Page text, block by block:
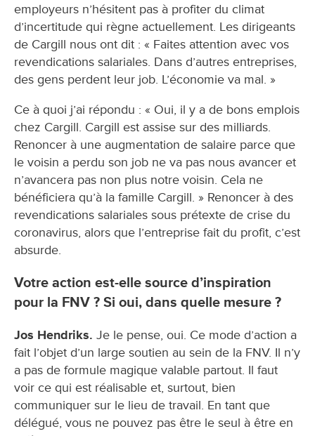
employeurs n’hésitent pas à profiter du climat
d’incertitude qui règne actuellement. Les dirigeants
de Cargill nous ont dit : « Faites attention avec vos
revendications salariales. Dans d’autres entreprises,
des gens perdent leur job. L’économie va mal. »
Ce à quoi j’ai répondu : « Oui, il y a de bons emplois
chez Cargill. Cargill est assise sur des milliards.
Renoncer à une augmentation de salaire parce que
le voisin a perdu son job ne va pas nous avancer et
n’avancera pas non plus notre voisin. Cela ne
bénéficiera qu’à la famille Cargill. » Renoncer à des
revendications salariales sous prétexte de crise du
coronavirus, alors que l’entreprise fait du profit, c’est
absurde.
Votre action est-elle source d’inspiration
pour la FNV ? Si oui, dans quelle mesure ?
Jos Hendriks. Je le pense, oui. Ce mode d’action a
fait l’objet d’un large soutien au sein de la FNV. Il n’y
a pas de formule magique valable partout. Il faut
voir ce qui est réalisable et, surtout, bien
communiquer sur le lieu de travail. En tant que
délégué, vous ne pouvez pas être le seul à être en